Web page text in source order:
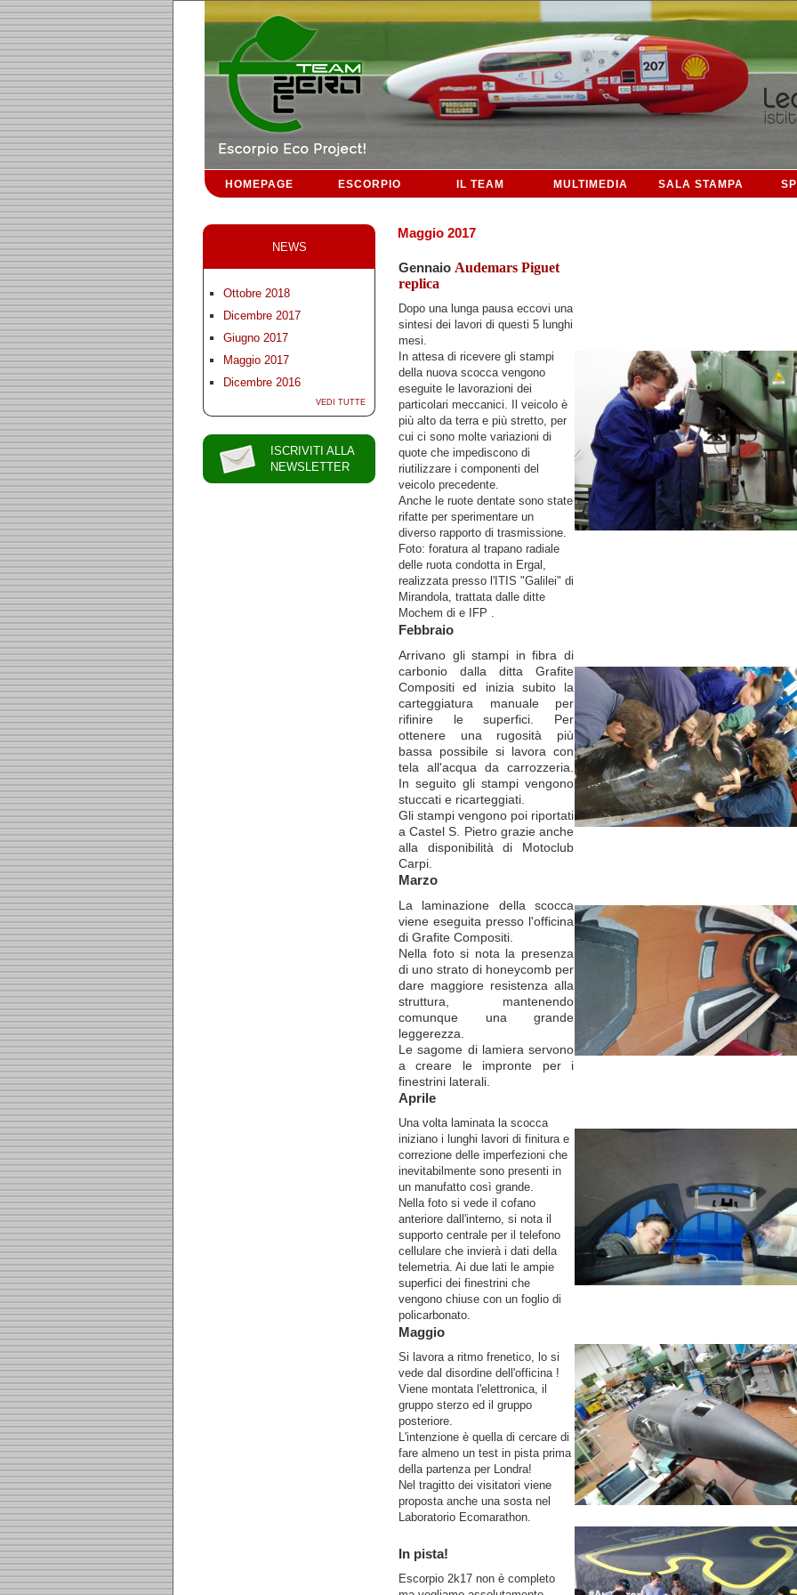
HOMEPAGE ESCORPIO IL TEAM MULTIMEDIA SALA STAMPA
NEWS
Ottobre 2018
Dicembre 2017
Giugno 2017
Maggio 2017
Dicembre 2016
VEDI TUTTE
ISCRIVITI ALLA
NEWSLETTER
Maggio 2017
Gennaio Audemars Piguet
replica
Dopo una lunga pausa eccovi una
sintesi dei lavori di questi 5 lunghi
mesi.
In attesa di ricevere gli stampi
della nuova scocca vengono
eseguite le lavorazioni dei
particolari meccanici. Il veicolo è
più alto da terra e più stretto, per
cui ci sono molte variazioni di
quote che impediscono di
riutilizzare i componenti del
veicolo precedente.
Anche le ruote dentate sono state
rifatte per sperimentare un
diverso rapporto di trasmissione.
Foto: foratura al trapano radiale
delle ruota condotta in Ergal,
realizzata presso l'ITIS "Galilei" di
Mirandola, trattata dalle ditte
Mochem di e IFP .
Febbraio
Arrivano gli stampi in fibra di
carbonio dalla ditta Grafite
Compositi ed inizia subito la
carteggiatura manuale per
rifinire le superfici. Per
ottenere una rugosità più
bassa possibile si lavora con
tela all'acqua da carrozzeria.
In seguito gli stampi vengono
stuccati e ricarteggiati.
Gli stampi vengono poi riportati
a Castel S. Pietro grazie anche
alla disponibilità di Motoclub
Carpi.
Marzo
La laminazione della scocca
viene eseguita presso l'officina
di Grafite Compositi.
Nella foto si nota la presenza
di uno strato di honeycomb per
dare maggiore resistenza alla
struttura, mantenendo
comunque una grande
leggerezza.
Le sagome di lamiera servono
a creare le impronte per i
finestrini laterali.
Aprile
Una volta laminata la scocca
iniziano i lunghi lavori di finitura e
correzione delle imperfezioni che
inevitabilmente sono presenti in
un manufatto così grande.
Nella foto si vede il cofano
anteriore dall'interno, si nota il
supporto centrale per il telefono
cellulare che invierà i dati della
telemetria. Ai due lati le ampie
superfici dei finestrini che
vengono chiuse con un foglio di
policarbonato.
Maggio
Si lavora a ritmo frenetico, lo si
vede dal disordine dell'officina !
Viene montata l'elettronica, il
gruppo sterzo ed il gruppo
posteriore.
L'intenzione è quella di cercare di
fare almeno un test in pista prima
della partenza per Londra!
Nel tragitto dei visitatori viene
proposta anche una sosta nel
Laboratorio Ecomarathon.
In pista!
Escorpio 2k17 non è completo